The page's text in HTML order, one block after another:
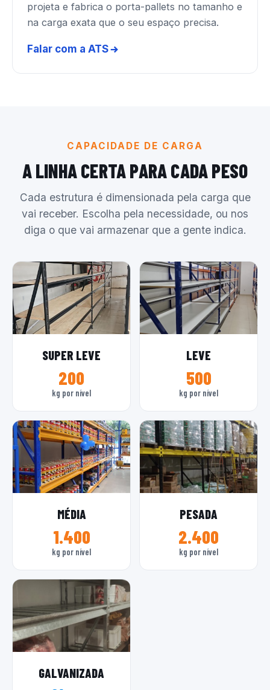
projeta e fabrica o porta-pallets no tamanho e
na carga exata que o seu espaço precisa.
Falar com a ATS
CAPACIDADE DE CARGA
A LINHA CERTA PARA CADA PESO
Cada estrutura é dimensionada pela carga que
vai receber. Escolha pela necessidade, ou nos
diga o que vai armazenar que a gente indica.
SUPER LEVE
200
kg por nível
LEVE
500
kg por nível
MÉDIA
1.400
kg por nível
PESADA
2.400
kg por nível
GALVANIZADA